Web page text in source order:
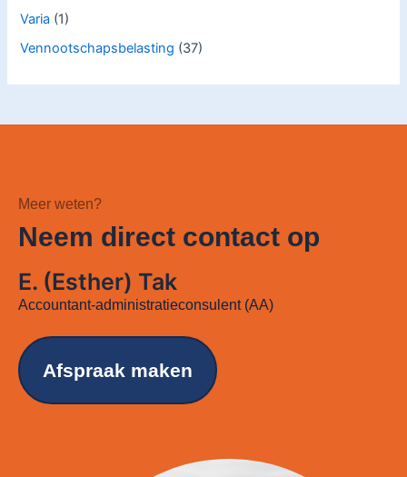
Varia (1)
Vennootschapsbelasting (37)
Meer weten?
Neem direct contact op
E. (Esther) Tak
Accountant-administratieconsulent (AA)
Afspraak maken